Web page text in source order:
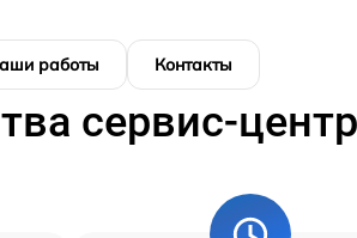
работы Контакты
сервис-